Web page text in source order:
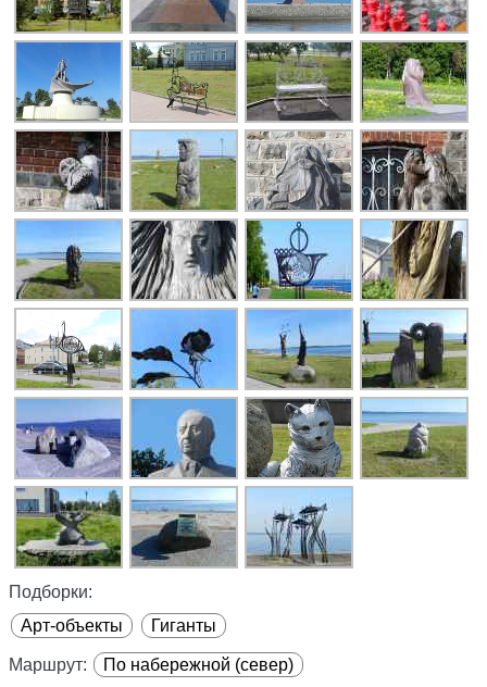
Подборки:
Арт-объекты
Гиганты
Маршрут: По набережной (север)